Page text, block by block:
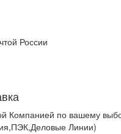
России
Компанией по вашему
Линии)